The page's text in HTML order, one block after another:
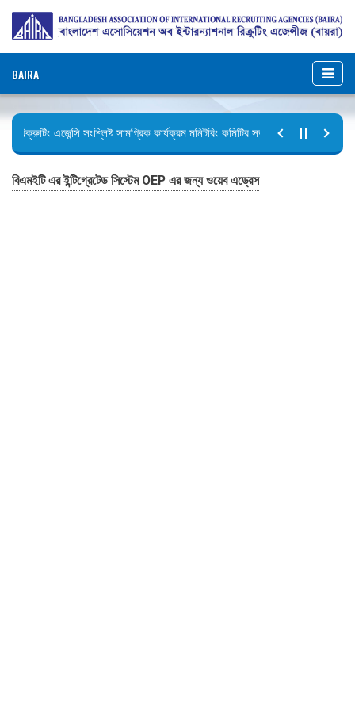
BAIRA
রিক্রুটিং এজেন্সি সংশ্লিষ্ট সামগ্রিক কার্যক্রম মনিটরিং কমিটির সভার কার্যবিবরণী প্রেরণ।
বিএমইটি এর ইন্টিগ্রেটেড সিস্টেম OEP এর জন্য ওয়েব এড্রেস